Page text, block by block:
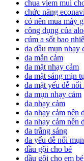
chua viem mui
chức năng
có nên mua máy
công dụng của
cúm a sốt bao
da dầu mụn nhạy
da mẫn cảm
da mặt nhạy cảm
da mặt sáng mịn
da mặt yếu dễ nổi
da mụn nhạy cảm
da nhạy cảm
da nhạy cảm nên
da nhạy cảm nên
da trắng sáng
da yếu dễ nổi mụn
dầu gội cho bé
dầu gội cho em bé